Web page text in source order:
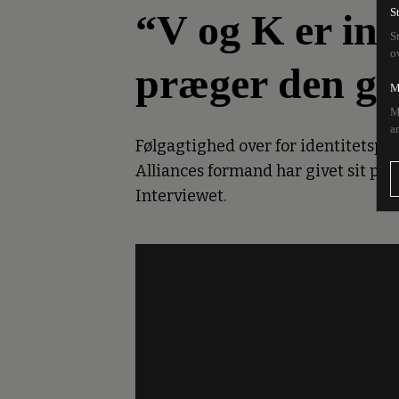
“V og K er
præger den
Følgagtighed over for
Alliances formand har givet sit
Interviewet.